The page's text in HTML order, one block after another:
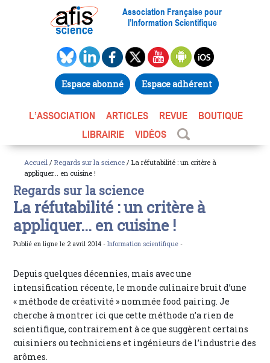
Association Française pour
l’Information Scientifique
Espace abonné Espace adhérent
L’ASSOCIATION ARTICLES REVUE
BOUTIQUE
LIBRAIRIE
VIDÉOS
Accueil / Regards sur la science / La réfutabilité : un critère à
appliquer... en cuisine !
Regards sur la science
La réfutabilité : un critère à
appliquer... en cuisine !
Publié en ligne le 2 avril 2014 -Information scientifique -
Depuis quelques décennies, mais avec une
intensification récente, le monde culinaire bruit d’une
« méthode de créativité » nommée food pairing. Je
cherche à montrer ici que cette méthode n’a rien de
scientifique, contrairement à ce que suggèrent certains
cuisiniers ou techniciens et ingénieurs de l’industrie des
arômes.